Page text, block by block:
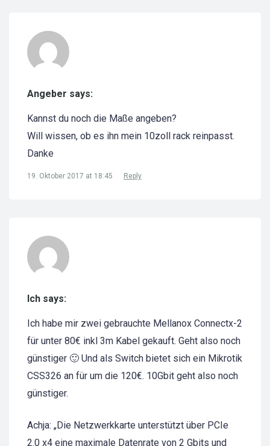
Angeber says:
Kannst du noch die Maße angeben?
Will wissen, ob es ihn mein 10zoll rack reinpasst.
Danke
19. Oktober 2017 at 18:45 Reply
Ich says:
Ich habe mir zwei gebrauchte Mellanox Connectx-2
für unter 80€ inkl 3m Kabel gekauft. Geht also noch
günstiger 🙂 Und als Switch bietet sich ein Mikrotik
CSS326 an für um die 120€. 10Gbit geht also noch
günstiger.
Achja: „Die Netzwerkkarte unterstützt über PCIe
2.0 x4 eine maximale Datenrate von 2 Gbits und